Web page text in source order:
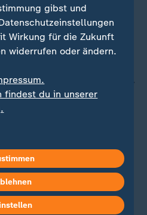
gibst und
Wirkung für die Zukunft
widerrufen oder ändern.
findest du in unserer